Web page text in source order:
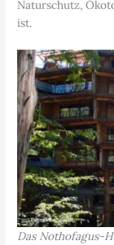
Naturschutz,
ist.
Das Nothofagus-